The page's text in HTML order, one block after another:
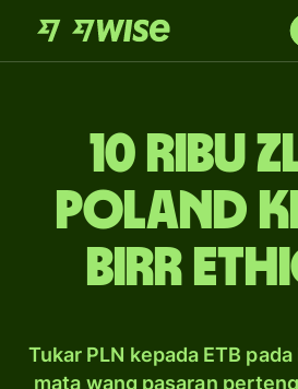
10 ribu
Poland
birr
Tukar PLN kepada ETB
mata wang pasaran